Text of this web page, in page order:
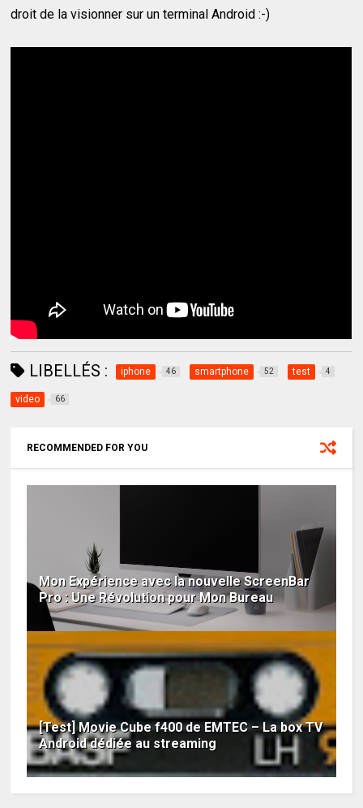
droit de la visionner sur un terminal Android :-)
LIBELLÉS : iphone 46 smartphone 52 test 4
video 66
RECOMMENDED FOR YOU
Mon Expérience avec la nouvelle ScreenBar
Pro : Une Révolution pour Mon Bureau
[Test] Movie Cube f400 de EMTEC – La box TV
Android dédiée au streaming